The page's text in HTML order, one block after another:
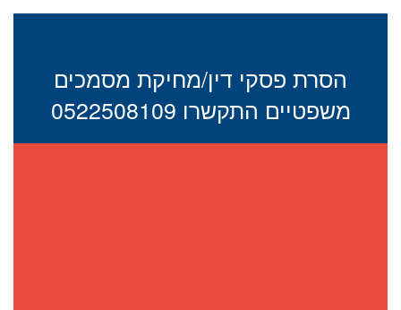
הסרת פסקי דין/מחיקת מסמכים
משפטיים התקשרו 0522508109